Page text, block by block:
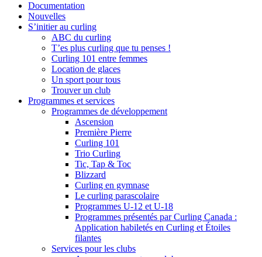
Documentation
Nouvelles
S’initier au curling
ABC du curling
T’es plus curling que tu penses !
Curling 101 entre femmes
Location de glaces
Un sport pour tous
Trouver un club
Programmes et services
Programmes de développement
Ascension
Première Pierre
Curling 101
Trio Curling
Tic, Tap & Toc
Blizzard
Curling en gymnase
Le curling parascolaire
Programmes U-12 et U-18
Programmes présentés par Curling Canada :
Application habiletés en Curling et Étoiles
filantes
Services pour les clubs